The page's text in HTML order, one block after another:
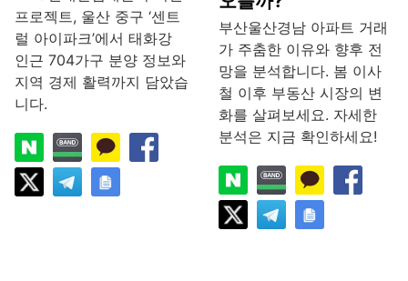
프로젝트, 울산 중구 ‘센트
럴 아이파크’에서 태화강
인근 704가구 분양 정보와
지역 경제 활력까지 담았습
니다.
부산울산경남 아파트 거래
가 주춤한 이유와 향후 전
망을 분석합니다. 봄 이사
철 이후 부동산 시장의 변
화를 살펴보세요. 자세한
분석은 지금 확인하세요!